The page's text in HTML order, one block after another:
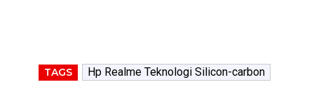
TAGS Hp Realme Teknologi Silicon-carbon